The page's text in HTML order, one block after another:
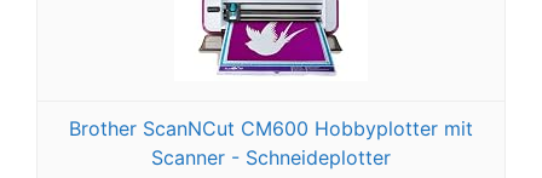
Brother ScanNCut CM600 Hobbyplotter mit
Scanner - Schneideplotter